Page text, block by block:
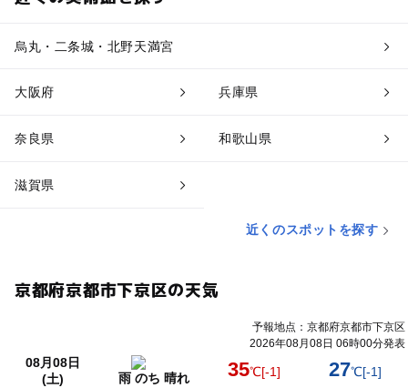
烏丸・二条城・北野天満宮
大阪府 兵庫県
奈良県 和歌山県
滋賀県
近くのスポットを探す
京都府京都市下京区の天気
予報地点：京都府京都市下京区
2026年08月08日 06時00分発表
08月08日
(土)
雨 のち 晴れ 35℃[-1] 27℃[-1]